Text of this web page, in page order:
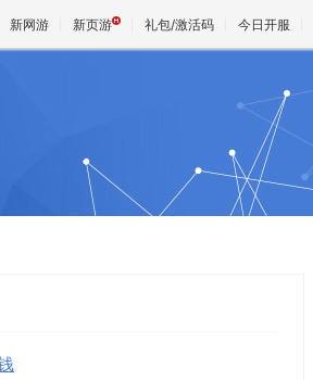
新网游 新页游 礼包/激活码 今日开服